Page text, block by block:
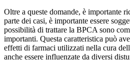
Oltre a queste domande, è importante
parte dei casi, è importante essere
possibilità di trattare la BPCA sono
importanti. Questa caratteristica può
effetti di farmaci utilizzati nella cura
anche essere influenzate da diversi